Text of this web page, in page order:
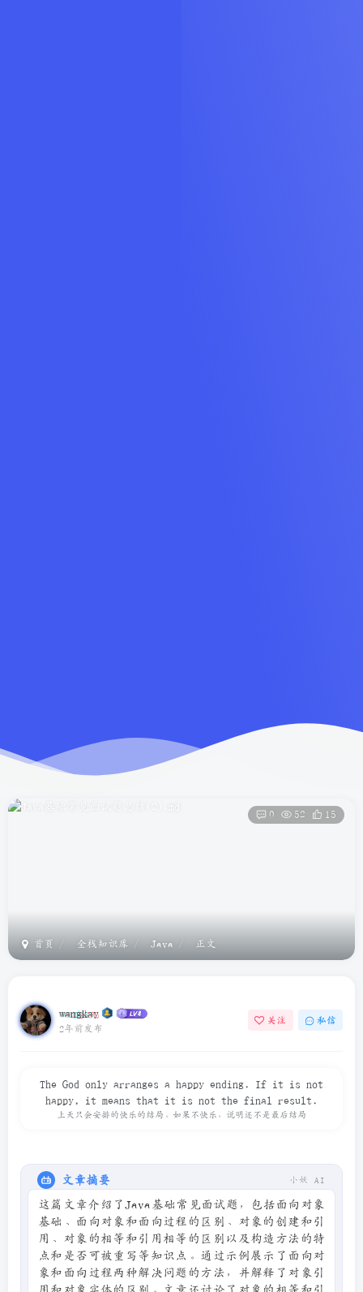
首页 全栈知识库 Java 正文
0 52 15
wangkay
2年前发布
关注 私信
The God only arranges a happy ending. If it is not
happy, it means that it is not the final result.
上天只会安排的快乐的结局。如果不快乐，说明还不是最后结局
文章摘要 小妖 AI
这篇文章介绍了Java基础常见面试题，包括面向对象
基础、面向对象和面向过程的区别、对象的创建和引
用、对象的相等和引用相等的区别以及构造方法的特
点和是否可被重写等知识点。通过示例展示了面向对
象和面向过程两种解决问题的方法，并解释了对象引